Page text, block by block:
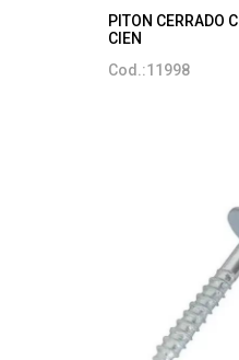
PITON CERRADO
CIEN
Cod.:11998